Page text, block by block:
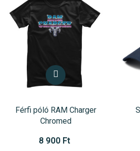
Férfi póló RAM Charger
Chromed
8 900 Ft